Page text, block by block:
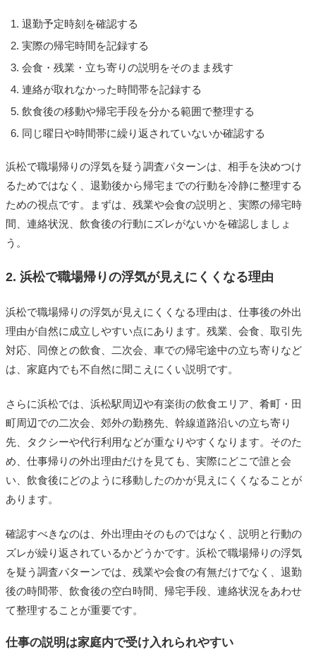
退勤予定時刻を確認する
実際の帰宅時間を記録する
会食・残業・立ち寄りの説明をそのまま残す
連絡が取れなかった時間帯を記録する
飲食後の移動や帰宅手段を分かる範囲で整理する
同じ曜日や時間帯に繰り返されていないか確認する
浜松で職場帰りの浮気を疑う調査パターンは、相手を決めつけ
るためではなく、退勤後から帰宅までの行動を冷静に整理する
ための視点です。まずは、残業や会食の説明と、実際の帰宅時
間、連絡状況、飲食後の行動にズレがないかを確認しましょ
う。
2. 浜松で職場帰りの浮気が見えにくくなる理由
浜松で職場帰りの浮気が見えにくくなる理由は、仕事後の外出
理由が自然に成立しやすい点にあります。残業、会食、取引先
対応、同僚との飲食、二次会、車での帰宅途中の立ち寄りなど
は、家庭内でも不自然に聞こえにくい説明です。
さらに浜松では、浜松駅周辺や有楽街の飲食エリア、肴町・田
町周辺での二次会、郊外の勤務先、幹線道路沿いの立ち寄り
先、タクシーや代行利用などが重なりやすくなります。そのた
め、仕事帰りの外出理由だけを見ても、実際にどこで誰と会
い、飲食後にどのように移動したのかが見えにくくなることが
あります。
確認すべきなのは、外出理由そのものではなく、説明と行動の
ズレが繰り返されているかどうかです。浜松で職場帰りの浮気
を疑う調査パターンでは、残業や会食の有無だけでなく、退勤
後の時間帯、飲食後の空白時間、帰宅手段、連絡状況をあわせ
て整理することが重要です。
仕事の説明は家庭内で受け入れられやすい